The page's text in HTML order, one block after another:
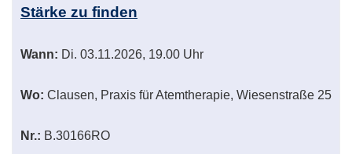
Stärke zu finden
Wann: Di. 03.11.2026, 19.00 Uhr
Wo: Clausen, Praxis für Atemtherapie, Wiesenstraße 25
Nr.: B.30166RO